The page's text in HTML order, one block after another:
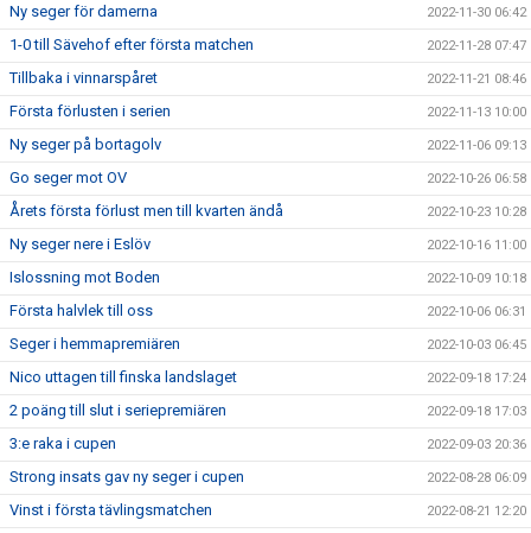
Ny seger för damerna 2022-11-30 06:42
1-0 till Sävehof efter första matchen 2022-11-28 07:47
Tillbaka i vinnarspåret 2022-11-21 08:46
Första förlusten i serien 2022-11-13 10:00
Ny seger på bortagolv 2022-11-06 09:13
Go seger mot OV 2022-10-26 06:58
Årets första förlust men till kvarten ändå 2022-10-23 10:28
Ny seger nere i Eslöv 2022-10-16 11:00
Islossning mot Boden 2022-10-09 10:18
Första halvlek till oss 2022-10-06 06:31
Seger i hemmapremiären 2022-10-03 06:45
Nico uttagen till finska landslaget 2022-09-18 17:24
2 poäng till slut i seriepremiären 2022-09-18 17:03
3:e raka i cupen 2022-09-03 20:36
Strong insats gav ny seger i cupen 2022-08-28 06:09
Vinst i första tävlingsmatchen 2022-08-21 12:20